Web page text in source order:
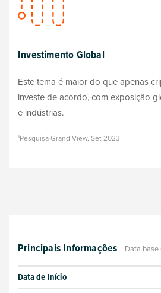
Investimento Global
Este tema é maior do que apenas
investe de acordo, com exposição
e indústrias.
1Pesquisa Grand View, Set 2023
Principais Informações Data
Data de Início